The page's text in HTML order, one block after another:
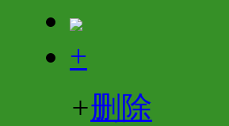
+
+删除